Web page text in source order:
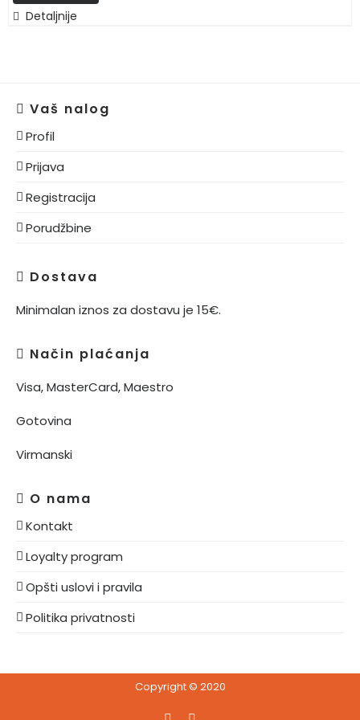
-
Detaljnije
Vaš nalog
Profil
Prijava
Registracija
Porudžbine
Dostava
Minimalan iznos za dostavu je 15€.
Način plaćanja
Visa, MasterCard, Maestro
Gotovina
Virmanski
O nama
Kontakt
Loyalty program
Opšti uslovi i pravila
Politika privatnosti
Copyright © 2020